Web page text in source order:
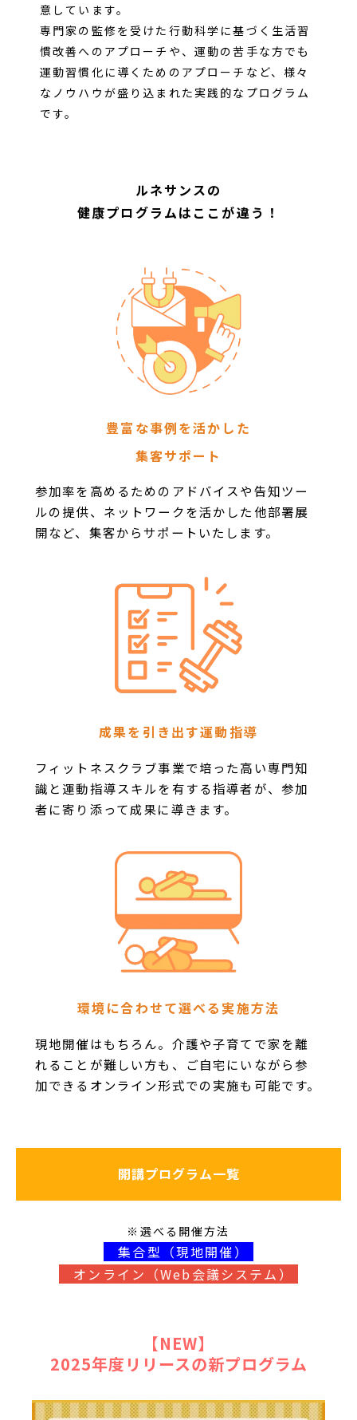
意しています。
専門家の監修を受けた行動科学に基づく生活習
慣改善へのアプローチや、運動の苦手な方でも
運動習慣化に導くためのアプローチなど、様々
なノウハウが盛り込まれた実践的なプログラム
です。
ルネサンスの
健康プログラムはここが違う！
豊富な事例を活かした
集客サポート
参加率を高めるためのアドバイスや告知ツー
ルの提供、ネットワークを活かした他部署展
開など、集客からサポートいたします。
成果を引き出す運動指導
フィットネスクラブ事業で培った高い専門知
識と運動指導スキルを有する指導者が、参加
者に寄り添って成果に導きます。
環境に合わせて選べる実施方法
現地開催はもちろん。介護や子育てで家を離
れることが難しい方も、ご自宅にいながら参
加できるオンライン形式での実施も可能です。
開講プログラム一覧
※選べる開催方法
集合型（現地開催）
オンライン（Web会議システム）
【NEW】
2025年度リリースの新プログラム